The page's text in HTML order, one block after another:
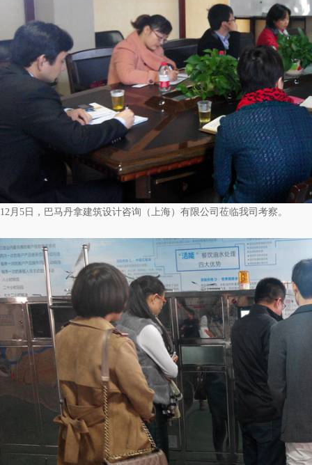
12月5日，巴马丹拿建筑设计咨询（上海）有限公司莅临我司考察。